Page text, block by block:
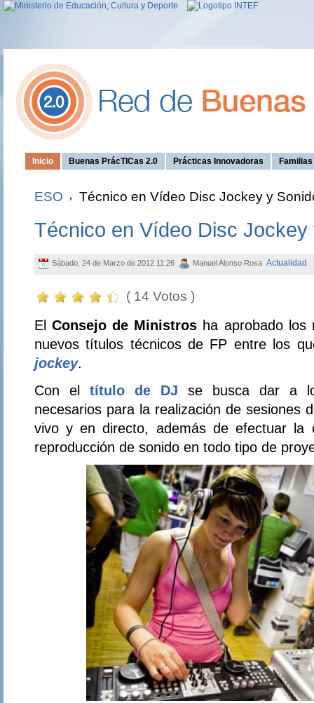
Inicio Buenas PrácTICas 2.0 Prácticas Innovadoras
ESO Técnico en Vídeo Disc Jockey y
Técnico en Vídeo Disc Jockey
Sábado, 24 de Marzo de 2012 11:26 Manuel Alonso Rosa Actualidad
( 14 Votos )
El Consejo de Ministros ha aprobado los
nuevos títulos técnicos de FP entre los
jockey.
Con el título de DJ
se busca dar a
necesarios para la realización de sesiones
vivo y en directo, además de efectuar la
reproducción de sonido en todo tipo de